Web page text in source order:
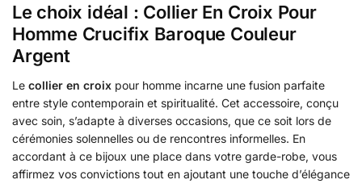
Le choix idéal : Collier En Croix Pour
Homme Crucifix Baroque Couleur
Argent
Le collier en croix pour homme incarne une fusion parfaite
entre style contemporain et spiritualité. Cet accessoire, conçu
avec soin, s’adapte à diverses occasions, que ce soit lors de
cérémonies solennelles ou de rencontres informelles. En
accordant à ce bijoux une place dans votre garde-robe, vous
affirmez vos convictions tout en ajoutant une touche d’élégance